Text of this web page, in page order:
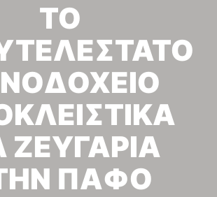
ΤΟ
ΖΕΥΓΑΡΙΑ
ΠΑΦΟ